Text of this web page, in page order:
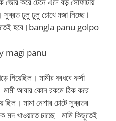
সুব্রত ঢুলু ঢুলু চোখে মজা নিচ্ছে।
হবে।bangla panu golpo
magi panu
গিয়েছিল। মামীর ধবধবে ফর্সা
আবার কোন রকমে ঠিক করে
ছিল। মামা নেশার চোটে সুব্রতর
মদ খাওয়াতে চাচ্ছে। মামি কিছুতেই